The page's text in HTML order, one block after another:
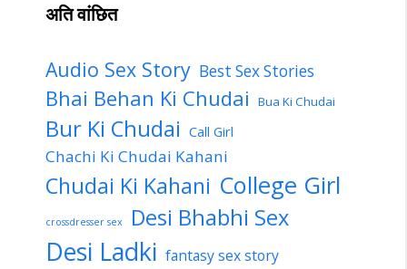
अति वांछित
Audio Sex Story Best Sex Stories
Bhai Behan Ki Chudai Bua Ki Chudai
Bur Ki Chudai Call Girl
Chachi Ki Chudai Kahani
Chudai Ki Kahani College Girl
crossdresser sex Desi Bhabhi Sex
Desi Ladki fantasy sex story